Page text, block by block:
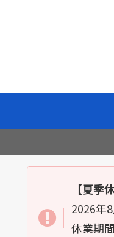
【夏季
2026年
休業期